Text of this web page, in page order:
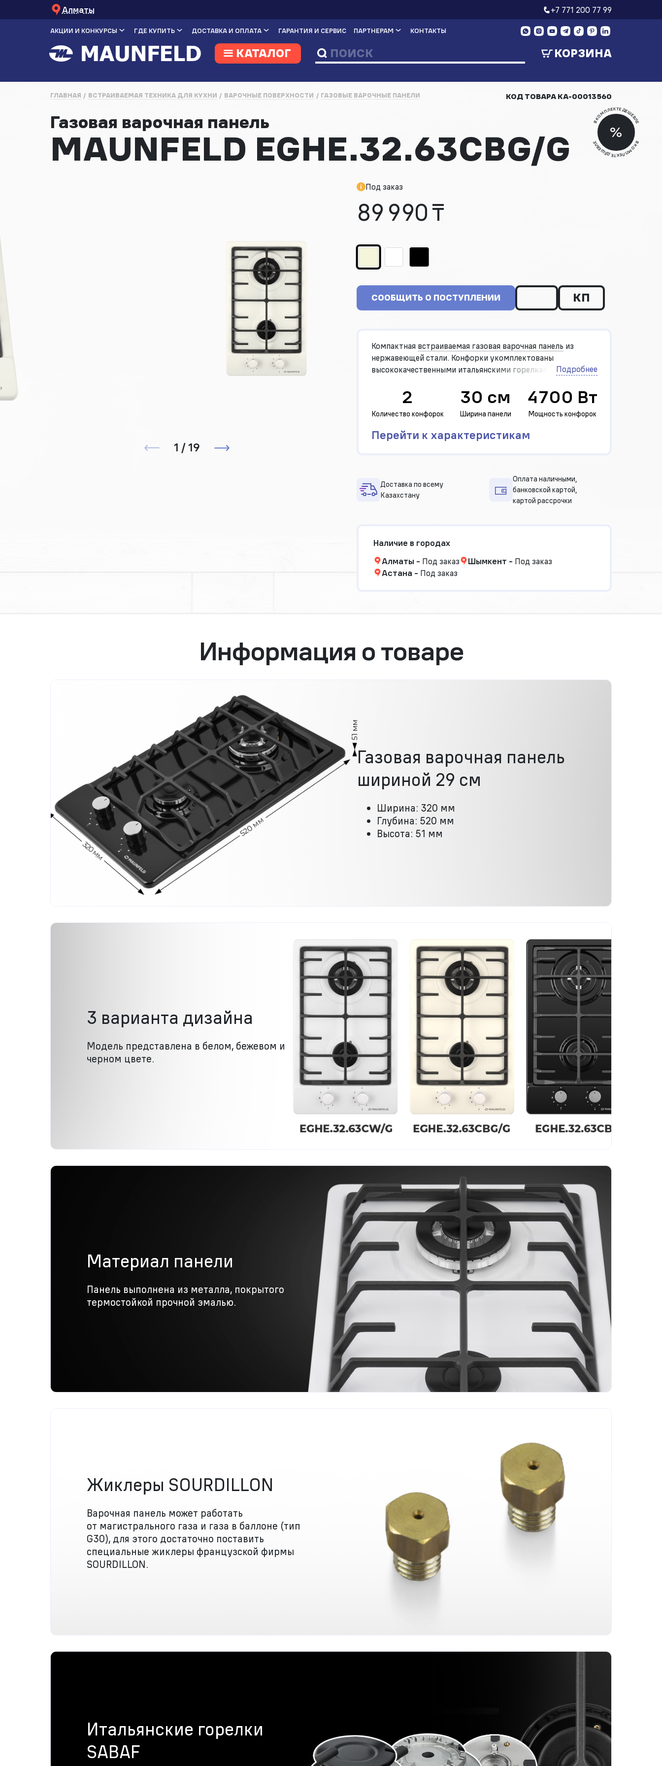
Алматы +7 771 200 77 99
АКЦИИ И КОНКУРСЫ ГДЕ КУПИТЬ ДОСТАВКА И ОПЛАТА ГАРАНТИЯ И СЕРВИС ПАРТНЕРАМ КОНТАКТЫ
КАТАЛОГ КОРЗИНА
%
В КОМПЛЕКТЕ ДЕШЕВЛЕ
В КОМПЛЕКТЕ ДЕШЕВЛЕ
ГЛАВНАЯ ВСТРАИВАЕМАЯ ТЕХНИКА ДЛЯ КУХНИ ВАРОЧНЫЕ ПОВЕРХНОСТИ ГАЗОВЫЕ ВАРОЧНЫЕ ПАНЕЛИ КОД ТОВАРА КА-00013560
Газовая варочная панель
MAUNFELD EGHE.32.63CBG/G
1 / 19
Под заказ
89 990 ₸
СООБЩИТЬ О ПОСТУПЛЕНИИ КП
Компактная встраиваемая газовая варочная панель из
нержавеющей стали. Конфорки укомплектованы
высококачественными итальянскими горелками «Sabaf».
Подробнее
2
Количество конфорок
30 см
Ширина панели
4700 Вт
Мощность конфорок
Перейти к характеристикам
Доставка по всему
Казахстану
Оплата наличными,
банковской картой,
картой рассрочки
Наличие в городах
Алматы - Под заказ Шымкент - Под заказ
Астана - Под заказ
Информация о товаре
Газовая варочная панель
шириной 29 см
Ширина: 320 мм
Глубина: 520 мм
Высота: 51 мм
3 варианта дизайна
Модель представлена в белом, бежевом и
черном цвете.
Материал панели
Панель выполнена из металла, покрытого
термостойкой прочной эмалью.
Жиклеры SOURDILLON
Варочная панель может работать
от магистрального газа и газа в баллоне (тип
G30), для этого достаточно поставить
специальные жиклеры французской фирмы
SOURDILLON.
Итальянские горелки
SABAF